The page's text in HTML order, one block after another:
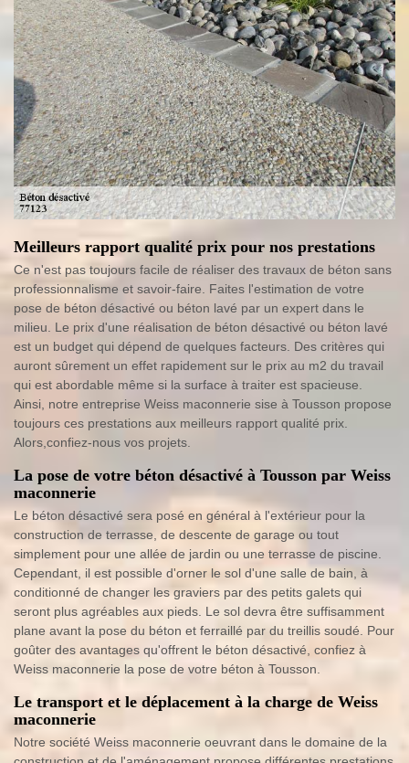
Meilleurs rapport qualité prix pour nos prestations
Ce n'est pas toujours facile de réaliser des travaux de béton sans
professionnalisme et savoir-faire. Faites l'estimation de votre
pose de béton désactivé ou béton lavé par un expert dans le
milieu. Le prix d'une réalisation de béton désactivé ou béton lavé
est un budget qui dépend de quelques facteurs. Des critères qui
auront sûrement un effet rapidement sur le prix au m2 du travail
qui est abordable même si la surface à traiter est spacieuse.
Ainsi, notre entreprise Weiss maconnerie sise à Tousson propose
toujours ces prestations aux meilleurs rapport qualité prix.
Alors,confiez-nous vos projets.
La pose de votre béton désactivé à Tousson par Weiss
maconnerie
Le béton désactivé sera posé en général à l'extérieur pour la
construction de terrasse, de descente de garage ou tout
simplement pour une allée de jardin ou une terrasse de piscine.
Cependant, il est possible d'orner le sol d'une salle de bain, à
conditionné de changer les graviers par des petits galets qui
seront plus agréables aux pieds. Le sol devra être suffisamment
plane avant la pose du béton et ferraillé par du treillis soudé. Pour
goûter des avantages qu'offrent le béton désactivé, confiez à
Weiss maconnerie la pose de votre béton à Tousson.
Le transport et le déplacement à la charge de Weiss
maconnerie
Notre société Weiss maconnerie oeuvrant dans le domaine de la